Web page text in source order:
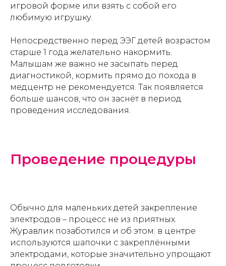
игровой форме или взять с собой его
любимую игрушку.
Непосредственно перед ЭЭГ детей возрастом
старше 1 года желательно накормить.
Малышам же важно не засыпать перед
диагностикой, кормить прямо до похода в
медцентр не рекомендуется. Так появляется
больше шансов, что он заснёт в период
проведения исследования.
Проведение процедуры
Обычно для маленьких детей закрепление
электродов – процесс не из приятных.
Журавлик позаботился и об этом: в центре
используются шапочки с закреплёнными
электродами, которые значительно упрощают